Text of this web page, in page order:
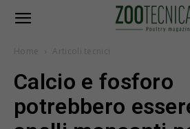
Home Articoli tecnici
Calcio e fosforo
potrebbero